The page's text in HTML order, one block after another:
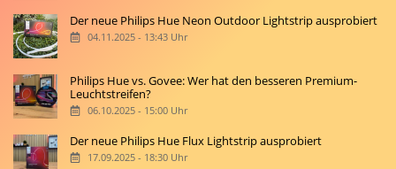
Der neue Philips Hue Neon Outdoor Lightstrip ausprobiert
04.11.2025 - 13:43 Uhr
Philips Hue vs. Govee: Wer hat den besseren Premium-
Leuchtstreifen?
06.10.2025 - 15:00 Uhr
Der neue Philips Hue Flux Lightstrip ausprobiert
17.09.2025 - 18:30 Uhr